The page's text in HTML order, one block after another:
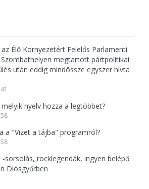
Élő Környezetért Felelős Parlamenti
megtartott pártpolitikai
után eddig mindössze egyszer hívta
nyelv hozza a legtöbbet?
a "Vizet a tájba" programról?
rocklegendák, ingyen belépő
Diósgyőrben